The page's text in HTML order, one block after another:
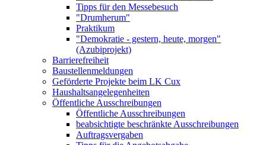
Tipps für den Messebesuch
"Drumherum"
Praktikum
"Demokratie - gestern, heute, morgen"
(Azubiprojekt)
Barrierefreiheit
Baustellenmeldungen
Geförderte Projekte beim LK Cux
Haushaltsangelegenheiten
Öffentliche Ausschreibungen
Öffentliche Ausschreibungen
beabsichtigte beschränkte Ausschreibungen
Auftragsvergaben